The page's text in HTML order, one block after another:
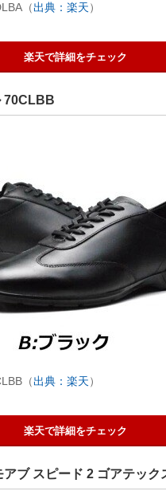
（出典：楽天）
楽天で詳細をチェック
70CLBB
（出典：楽天）
楽天で詳細をチェック
ブ スピード 2 ゴアテック